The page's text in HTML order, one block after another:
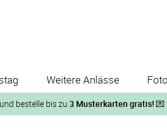
Weitere Anlässe
bestelle bis zu 3 Musterkarten gratis! 💌